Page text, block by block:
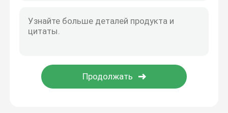
стальной провод
электронные запасные части